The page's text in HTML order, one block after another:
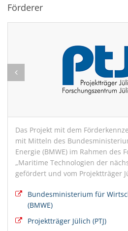
Förderer
Das Projekt mit dem
mit Mitteln des
Energie (BMWE) im Rahmen des
„Maritime Technologien der
gefördert und vom Projektträger
Bundesministerium für
(BMWE)
Projektträger Jülich (PTJ)